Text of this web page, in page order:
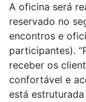
A oficina será
reservado no
encontros e
participantes).
receber os
confortável e
está